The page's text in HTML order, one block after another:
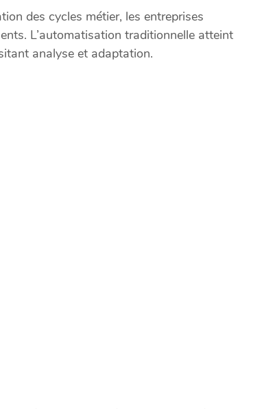
des cycles métier, les entreprises
L’automatisation traditionnelle atteint
analyse et adaptation.